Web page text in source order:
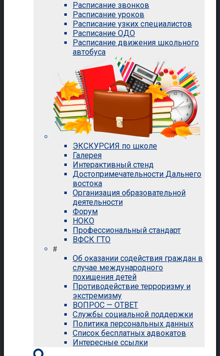
Расписание звонков
Расписание уроков
Расписание узких специалистов
Расписание ОДО
Расписание движения школьного
автобуса
ЭКСКУРСИЯ по школе
Галерея
Интерактивный стенд
Достопримечательности Дальнего
востока
Организация образовательной
деятельности
Форум
НОКО
Профессиональный стандарт
ВФСК ГТО
#
Об оказании содействия граждан в
случае международного
похищения детей
Противодействие терроризму и
экстремизму
ВОПРОС — ОТВЕТ
Службы социальной поддержки
Политика персональных данных
Список бесплатных адвокатов
Интересные ссылки